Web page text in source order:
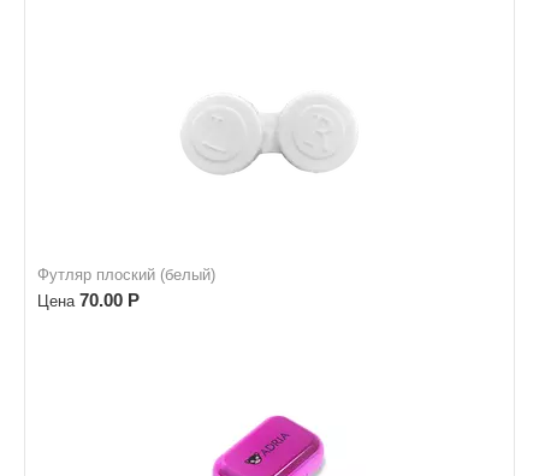
Футляр плоский (белый)
Цена 70.00 Р